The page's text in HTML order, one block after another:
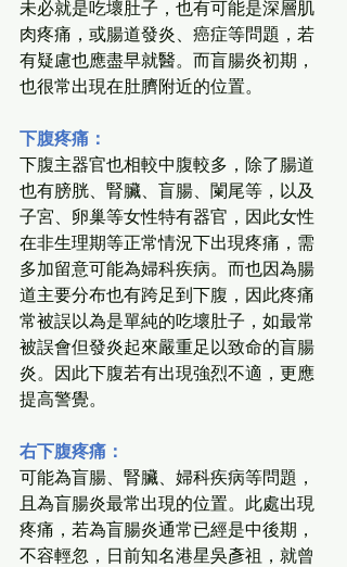
未必就是吃壞肚子，也有可能是深層肌
肉疼痛，或腸道發炎、癌症等問題，若
有疑慮也應盡早就醫。而盲腸炎初期，
也很常出現在肚臍附近的位置。
下腹疼痛：
下腹主器官也相較中腹較多，除了腸道
也有膀胱、腎臟、盲腸、闌尾等，以及
子宮、卵巢等女性特有器官，因此女性
在非生理期等正常情況下出現疼痛，需
多加留意可能為婦科疾病。而也因為腸
道主要分布也有跨足到下腹，因此疼痛
常被誤以為是單純的吃壞肚子，如最常
被誤會但發炎起來嚴重足以致命的盲腸
炎。因此下腹若有出現強烈不適，更應
提高警覺。
右下腹疼痛：
可能為盲腸、腎臟、婦科疾病等問題，
且為盲腸炎最常出現的位置。此處出現
疼痛，若為盲腸炎通常已經是中後期，
不容輕忽，日前知名港星吳彥祖，就曾